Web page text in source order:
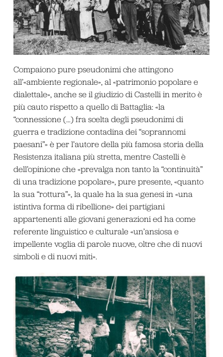
Compaiono pure pseudonimi che attingono
all’«ambiente regionale», al «patrimonio popolare e
dialettale», anche se il giudizio di Castelli in merito è
più cauto rispetto a quello di Battaglia: «la
“connessione (…) fra scelta degli pseudonimi di
guerra e tradizione contadina dei “soprannomi
paesani”» è per l’autore della più famosa storia della
Resistenza italiana più stretta, mentre Castelli è
dell’opinione che «prevalga non tanto la “continuità”
di una tradizione popolare», pure presente, «quanto
la sua “rottura”», la quale ha la sua genesi in «una
istintiva forma di ribellione» dei partigiani
appartenenti alle giovani generazioni ed ha come
referente linguistico e culturale «un’ansiosa e
impellente voglia di parole nuove, oltre che di nuovi
simboli e di nuovi miti».